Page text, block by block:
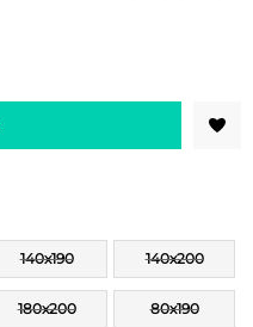
140x190 140x200
180x200 80x190